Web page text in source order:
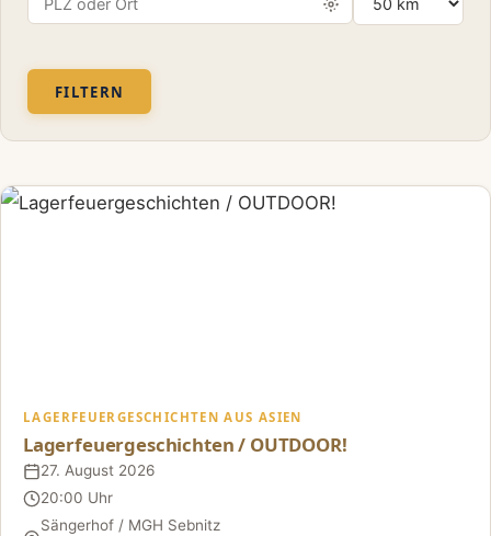
FILTERN
LAGERFEUERGESCHICHTEN AUS ASIEN
Lagerfeuergeschichten / OUTDOOR!
Datum
27. August 2026
Uhrzeit
20:00 Uhr
Sängerhof / MGH Sebnitz